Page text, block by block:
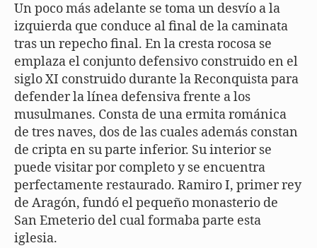
Un poco más adelante se toma un desvío a la
izquierda que conduce al final de la caminata
tras un repecho final. En la cresta rocosa se
emplaza el conjunto defensivo construido en el
siglo XI construido durante la Reconquista para
defender la línea defensiva frente a los
musulmanes. Consta de una ermita románica
de tres naves, dos de las cuales además constan
de cripta en su parte inferior. Su interior se
puede visitar por completo y se encuentra
perfectamente restaurado. Ramiro I, primer rey
de Aragón, fundó el pequeño monasterio de
San Emeterio del cual formaba parte esta
iglesia.